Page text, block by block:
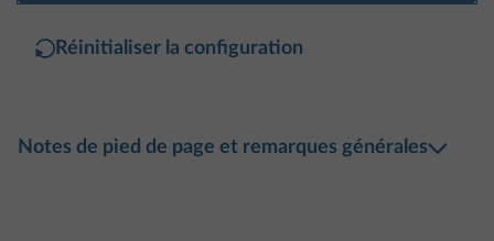
Réinitialiser la configuration
Notes de pied de page et remarques générales